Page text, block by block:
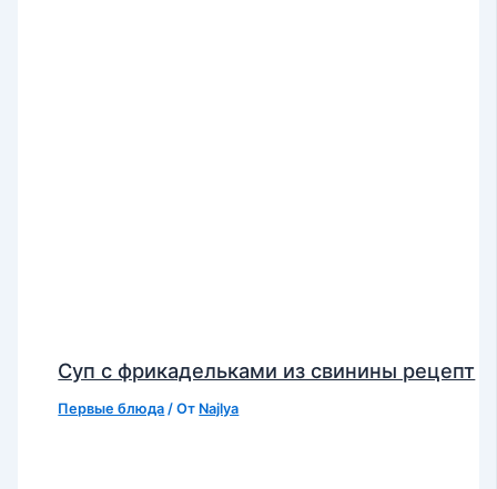
Суп с фрикадельками из свинины рецепт
Первые блюда / От Najlya